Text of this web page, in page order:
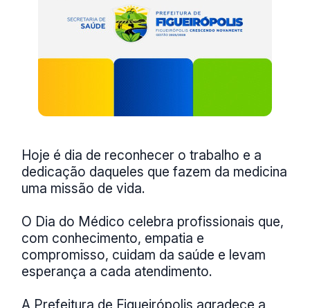
Hoje é dia de reconhecer o trabalho e a
dedicação daqueles que fazem da medicina
uma missão de vida.
O Dia do Médico celebra profissionais que,
com conhecimento, empatia e
compromisso, cuidam da saúde e levam
esperança a cada atendimento.
A Prefeitura de Figueirópolis agradece a